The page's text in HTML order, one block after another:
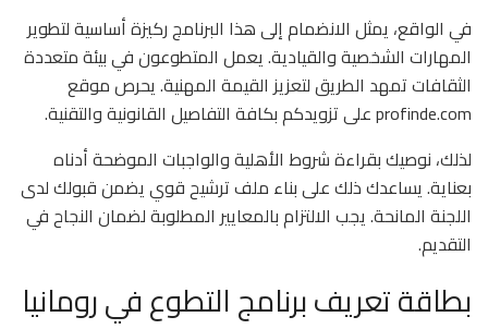
في الواقع، يمثل الانضمام إلى هذا البرنامج ركيزة أساسية لتطوير
المهارات الشخصية والقيادية. يعمل المتطوعون في بيئة متعددة
الثقافات تمهد الطريق لتعزيز القيمة المهنية. يحرص موقع
profinde.com على تزويدكم بكافة التفاصيل القانونية والتقنية.
لذلك، نوصيك بقراءة شروط الأهلية والواجبات الموضحة أدناه
بعناية. يساعدك ذلك على بناء ملف ترشيح قوي يضمن قبولك لدى
اللجنة المانحة. يجب الالتزام بالمعايير المطلوبة لضمان النجاح في
التقديم.
بطاقة تعريف برنامج التطوع في رومانيا